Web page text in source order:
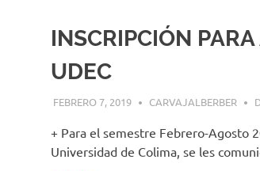
INSCRIPCIÓN
UDEC
FEBRERO 7, 2019 CARVAJALBERBER
+ Para el semestre Febrero-Agosto
Universidad de Colima, se les